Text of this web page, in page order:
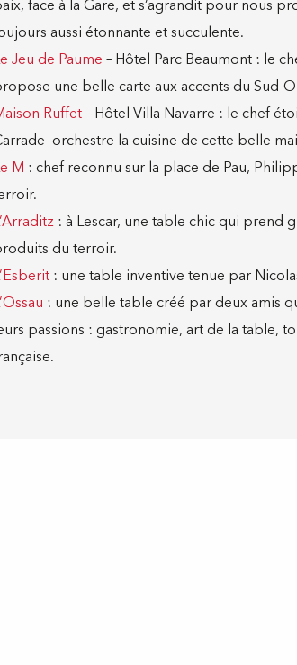
face à la Gare, et s’agrandit pour nous
aussi étonnante et succulente.
Jeu de Paume – Hôtel Parc Beaumont : le
une belle carte aux accents du Sud-
Ruffet– Hôtel Villa Navarre : le chef
orchestre la cuisine de cette belle
M : chef reconnu sur la place de Pau,
: à Lescar, une table chic qui prend
du terroir.
: une table inventive tenue par
: une belle table créé par deux amis
passions : gastronomie, art de la table,